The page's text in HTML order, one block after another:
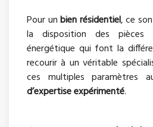
Pour unbien résidentiel, ce
la disposition des pièces
énergétique qui font la
recourir à un véritable
ces multiples paramètres
d’expertise expérimenté.